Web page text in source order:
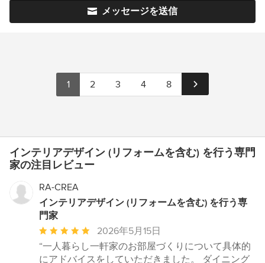
メッセージを送信
1 2 3 4 8
インテリアデザイン (リフォームを含む) を行う専門
家の注目レビュー
RA-CREA
インテリアデザイン (リフォームを含む) を行う専
門家
平
均
評
2026年5月15日
“一人暮らし一軒家のお部屋づくりについて具体的
にアドバイスをしていただきました。 ダイニング